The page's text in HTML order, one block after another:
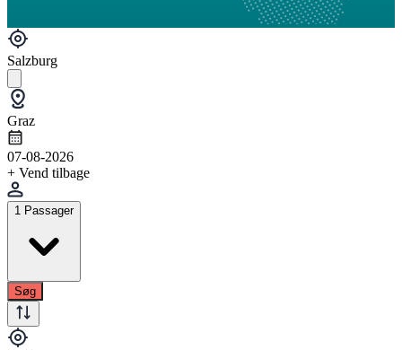
Salzburg
Graz
07-08-2026
+ Vend tilbage
1 Passager
Søg